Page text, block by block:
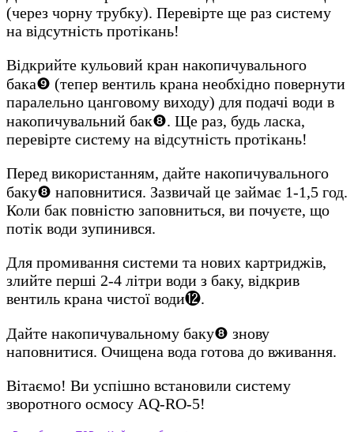
(через чорну трубку). Перевірте ще раз систему
на відсутність протікань!
Відкрийте кульовий кран накопичувального
бака❾ (тепер вентиль крана необхідно повернути
паралельно цанговому виходу) для подачі води в
накопичувальний бак❽. Ще раз, будь ласка,
перевірте систему на відсутність протікань!
Перед використанням, дайте накопичувального
баку❽ наповнитися. Зазвичай це займає 1-1,5 год.
Коли бак повністю заповниться, ви почуєте, що
потік води зупинився.
Для промивання системи та нових картриджів,
злийте перші 2-4 літри води з баку, відкрив
вентиль крана чистої води⓬.
Дайте накопичувальному баку❽ знову
наповнитися. Очищена вода готова до вживання.
Вітаємо! Ви успішно встановили систему
зворотного осмосу AQ-RO-5!